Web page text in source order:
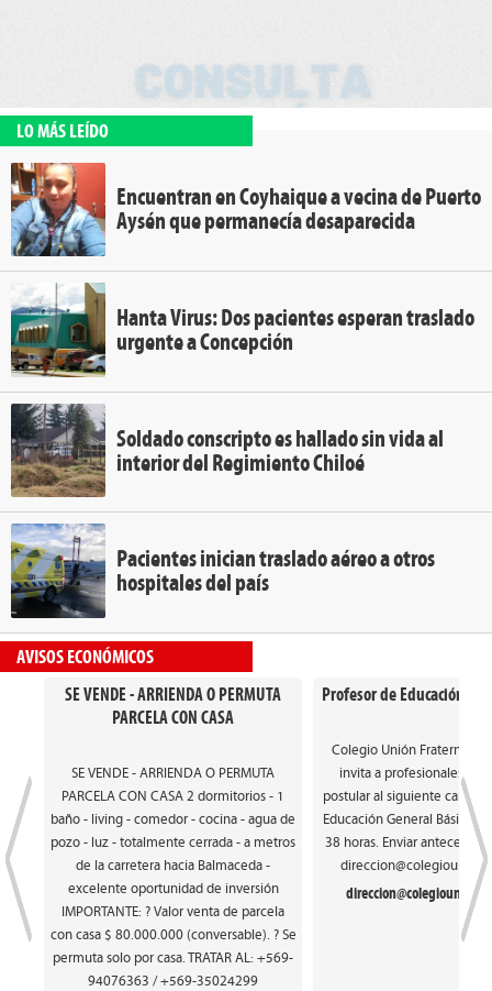
LO MÁS LEÍDO
Encuentran en Coyhaique a vecina de Puerto
Aysén que permanecía desaparecida
Hanta Virus: Dos pacientes esperan traslado
urgente a Concepción
Soldado conscripto es hallado sin vida al
interior del Regimiento Chiloé
Pacientes inician traslado aéreo a otros
hospitales del país
AVISOS ECONÓMICOS
SE VENDE - ARRIENDA O PERMUTA
PARCELA CON CASA
SE VENDE - ARRIENDA O PERMUTA
PARCELA CON CASA 2 dormitorios - 1
baño - living - comedor - cocina - agua de
pozo - luz - totalmente cerrada - a metros
de la carretera hacia Balmaceda -
excelente oportunidad de inversión
IMPORTANTE: ? Valor venta de parcela
con casa $ 80.000.000 (conversable). ? Se
permuta solo por casa. TRATAR AL: +569-
94076363 / +569-35024299
Profesor de Educación
Colegio Unión Fraterna de
invita a profesionales
postular al siguiente cargo:
Educación General Básica.
38 horas. Enviar